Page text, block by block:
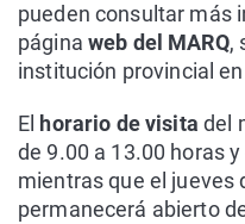
pueden consultar más
página web del MARQ,
institución provincial
El horario de visita del
de 9.00 a 13.00 horas
mientras que el jueves
permanecerá abierto